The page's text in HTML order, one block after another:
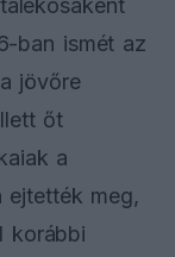
ban ismét az
jövőre
őt
a
ejtették meg,
korábbi